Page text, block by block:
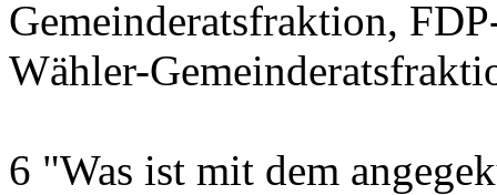
Gemeinderatsfraktion,
Wähler-
6 "Was ist mit dem